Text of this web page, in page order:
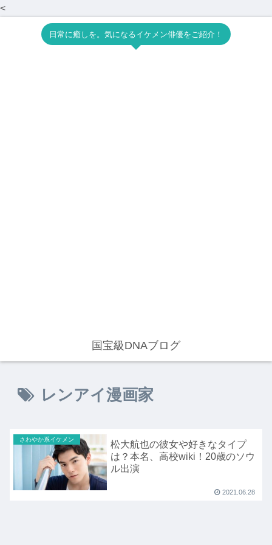
<
日常に癒しを。気になるイケメン俳優をご紹介！
国宝級DNAブログ
レンアイ漫画家
さわやか系イケメン
松大航也の彼女や好きなタイプ
は？本名、高校wiki！20歳のソウ
ル出演
2021.06.28